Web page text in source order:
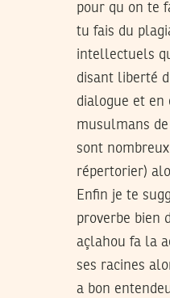
pour qu on te
tu fais du
intellectuels
disant liberté
dialogue et en
musulmans de
sont
répertorier)
Enfin je te
proverbe bien
açlahou fa la
ses racines
a bon